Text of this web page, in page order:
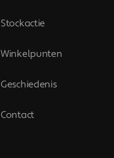
Stockactie
Winkelpunten
Geschiedenis
Contact